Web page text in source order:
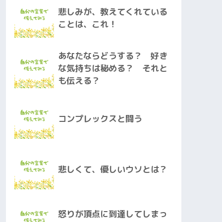
悲しみが、教えてくれている
ことは、これ！
あなたならどうする？ 好き
な気持ちは秘める？ それと
も伝える？
コンプレックスと闘う
悲しくて、優しいウソとは？
怒りが頂点に到達してしまっ